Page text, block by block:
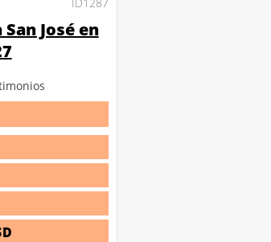
José en